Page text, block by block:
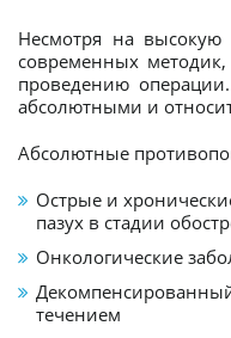
Несмотря на высокую
современных
проведению
абсолютными и
Абсолютные
Острые и
пазух в стадии
Онкологические
течением